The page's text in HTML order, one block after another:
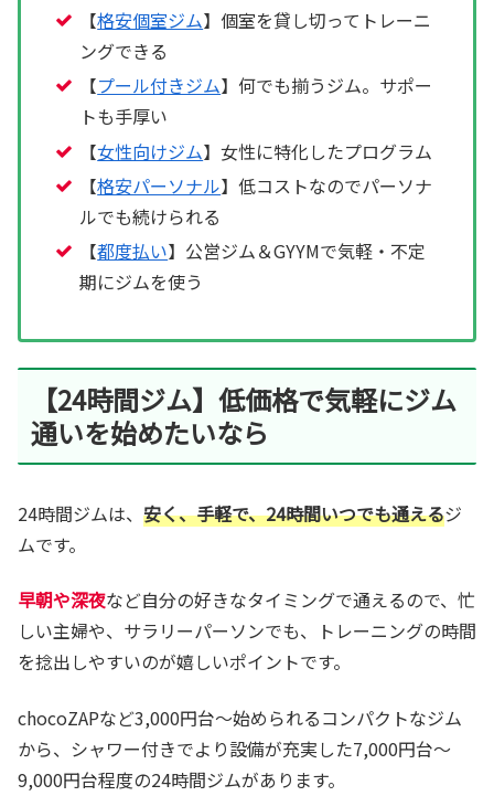
【格安個室ジム】個室を貸し切ってトレーニ
ングできる
【プール付きジム】何でも揃うジム。サポー
トも手厚い
【女性向けジム】女性に特化したプログラム
【格安パーソナル】低コストなのでパーソナ
ルでも続けられる
【都度払い】公営ジム＆GYYMで気軽・不定
期にジムを使う
【24時間ジム】低価格で気軽にジム
通いを始めたいなら
24時間ジムは、 安く、手軽で、24時間いつでも通えるジ
ムです。
早朝や深夜など自分の好きなタイミングで通えるので、忙
しい主婦や、サラリーパーソンでも、トレーニングの時間
を捻出しやすいのが嬉しいポイントです。
chocoZAPなど3,000円台～始められるコンパクトなジム
から、シャワー付きでより設備が充実した7,000円台～
9,000円台程度の24時間ジムがあります。